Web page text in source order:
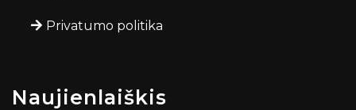
Privatumo politika
Naujienlaiškis